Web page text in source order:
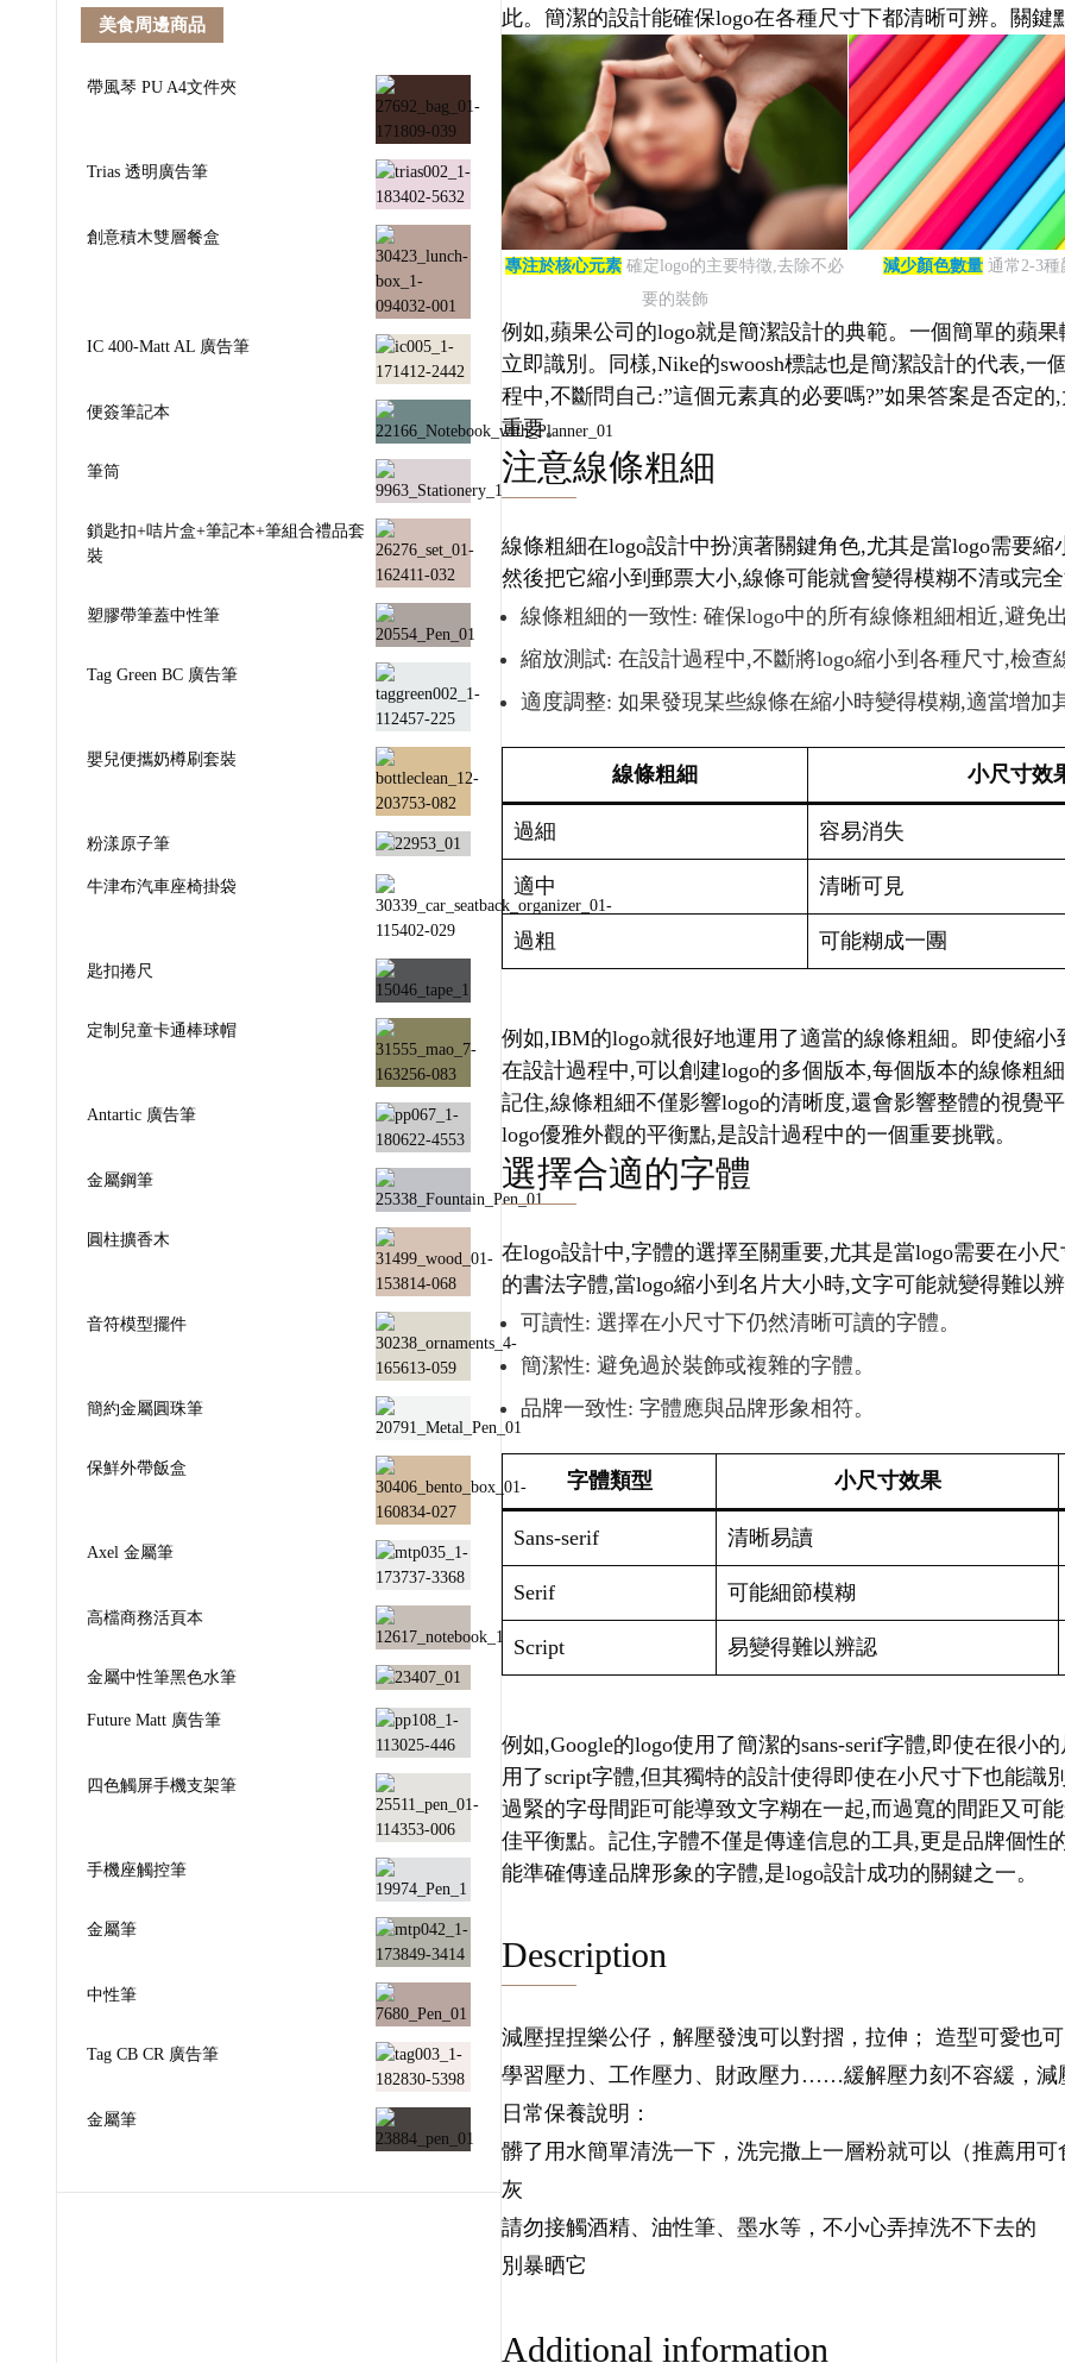
此。簡潔的設計能確保logo在各種尺寸下都清晰可辨。關鍵
專注於核心元素 確定logo的主要特徵,去除不必
要的裝飾
減少顏色數量 通常2-3種
例如,蘋果公司的logo就是簡潔設計的典範。一個簡單的蘋
立即識別。同樣,Nike的swoosh標誌也是簡潔設計的代表,
程中,不斷問自己:”這個元素真的必要嗎?”如果答案是否定
重要。
注意線條粗細
線條粗細在logo設計中扮演著關鍵角色,尤其是當logo需要
然後把它縮小到郵票大小,線條可能就會變得模糊不清或完
線條粗細的一致性: 確保logo中的所有線條粗細相近,避免
縮放測試: 在設計過程中,不斷將logo縮小到各種尺寸,檢查
適度調整: 如果發現某些線條在縮小時變得模糊,適當增加
線條粗細 小尺寸效
過細 容易消失
適中 清晰可見
過粗 可能糊成一團
例如,IBM的logo就很好地運用了適當的線條粗細。即使縮
在設計過程中,可以創建logo的多個版本,每個版本的線條粗
記住,線條粗細不僅影響logo的清晰度,還會影響整體的視覺
logo優雅外觀的平衡點,是設計過程中的一個重要挑戰。
選擇合適的字體
在logo設計中,字體的選擇至關重要,尤其是當logo需要在小
的書法字體,當logo縮小到名片大小時,文字可能就變得難以
可讀性: 選擇在小尺寸下仍然清晰可讀的字體。
簡潔性: 避免過於裝飾或複雜的字體。
品牌一致性: 字體應與品牌形象相符。
字體類型 小尺寸效果
Sans-serif 清晰易讀
Serif 可能細節模糊
Script 易變得難以辨認
例如,Google的logo使用了簡潔的sans-serif字體,即使在很小
用了script字體,但其獨特的設計使得即使在小尺寸下也能識
過緊的字母間距可能導致文字糊在一起,而過寬的間距又可
佳平衡點。記住,字體不僅是傳達信息的工具,更是品牌個性
能準確傳達品牌形象的字體,是logo設計成功的關鍵之一。
Description
減壓捏捏樂公仔，解壓發洩可以對摺，拉伸； 造型可愛也
學習壓力、工作壓力、財政壓力……緩解壓力刻不容緩，減
日常保養說明：
髒了用水簡單清洗一下，洗完撒上一層粉就可以（推薦用
灰
請勿接觸酒精、油性筆、墨水等，不小心弄掉洗不下去的
別暴晒它
Additional information
美食周邊商品
帶風琴 PU A4文件夾
Trias 透明廣告筆
創意積木雙層餐盒
IC 400-Matt AL 廣告筆
便簽筆記本
筆筒
鎖匙扣+咭片盒+筆記本+筆組合禮品套
裝
塑膠帶筆蓋中性筆
Tag Green BC 廣告筆
嬰兒便攜奶樽刷套裝
粉漾原子筆
牛津布汽車座椅掛袋
匙扣捲尺
定制兒童卡通棒球帽
Antartic 廣告筆
金屬鋼筆
圓柱擴香木
音符模型擺件
簡約金屬圓珠筆
保鮮外帶飯盒
Axel 金屬筆
高檔商務活頁本
金屬中性筆黑色水筆
Future Matt 廣告筆
四色觸屏手機支架筆
手機座觸控筆
金屬筆
中性筆
Tag CB CR 廣告筆
金屬筆